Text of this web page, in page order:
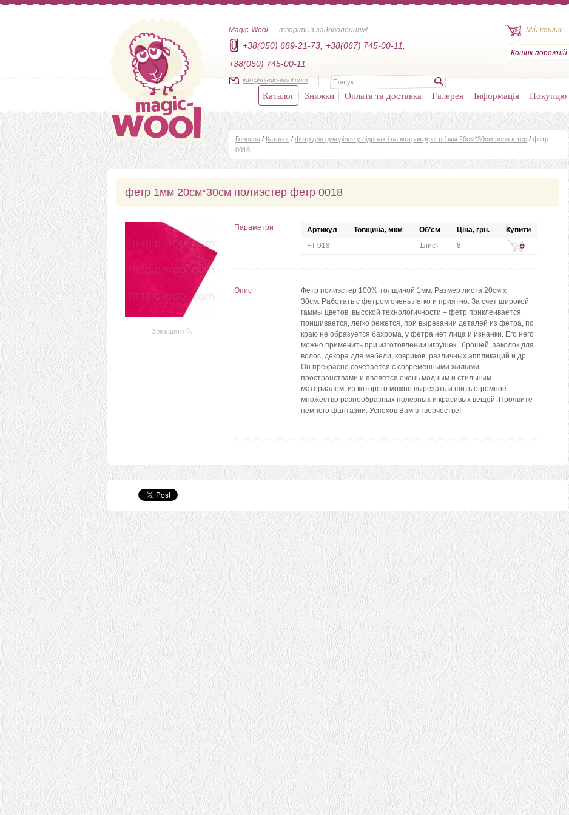
Magic-Wool — творіть з задоволенням!
+38(050) 689-21-73,
+38(067) 745-00-11,
+38(050) 745-00-11
info@magic-wool.com
Мій кошик
Кошик порожній.
Каталог Знижки Оплата та доставка Галерея Інформація Покупцю
Головна / Каталог / фетр для рукоділля у відрізах і на метраж /фетр 1мм 20см*30см полиэстер / фетр
0018
фетр 1мм 20см*30см полиэстер фетр 0018
Збільшити
Параметри Артикул Товщина, мкм Об’єм Ціна, грн.
Купити
FT-018
1лист 8
Опис
Фетр полиэстер 100% толщиной 1мм. Размер листа 20см х
30см. Работать с фетром очень легко и приятно. За счет широкой
гаммы цветов, высокой технологичности – фетр приклеивается,
пришивается, легко режется, при вырезании деталей из фетра, по
краю не образуется бахрома, у фетра нет лица и изнанки. Его него
можно применить при изготовлении игрушек, брошей, заколок для
волос, декора для мебели, ковриков, различных аппликаций и др.
Он прекрасно сочетается с современными жилыми
пространствами и является очень модным и стильным
материалом, из которого можно вырезать и шить огромное
множество разнообразных полезных и красивых вещей. Проявите
немного фантазии. Успехов Вам в творчестве!